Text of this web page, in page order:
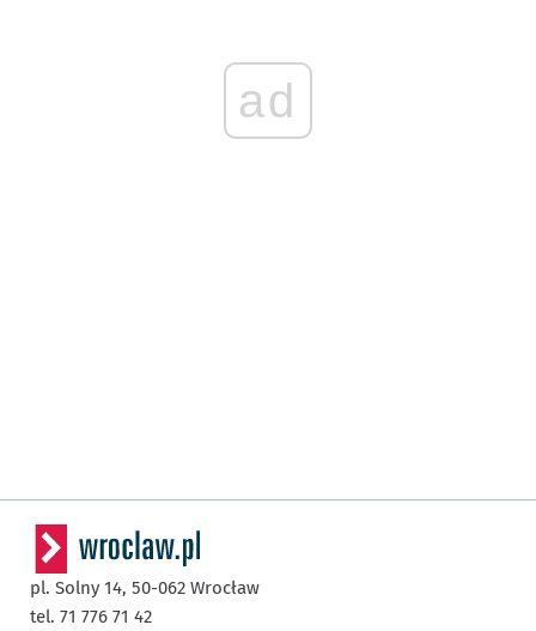
ad
pl. Solny 14, 50-062 Wrocław
tel. 71 776 71 42